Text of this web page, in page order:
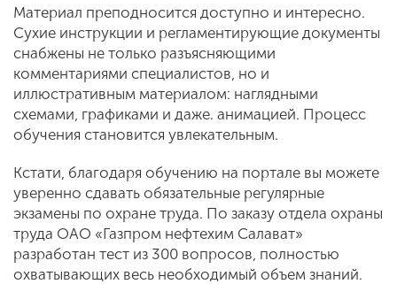
Материал преподносится доступно и интересно.
Сухие инструкции и регламен­тирующие документы
снабжены не только разъясняющими
комментариями специа­листов, но и
иллюстративным материалом: наглядными
схемами, графиками и даже. анимацией. Процесс
обучения становится увлекательным.
Кстати, благодаря обучению на портале вы можете
уверенно сдавать обязательные регулярные
экзамены по охране труда. По заказу отдела охраны
труда ОАО «Газпром нефтехим Салават»
разработан тест из 300 вопросов, полностью
охватывающих весь необходимый объем знаний.